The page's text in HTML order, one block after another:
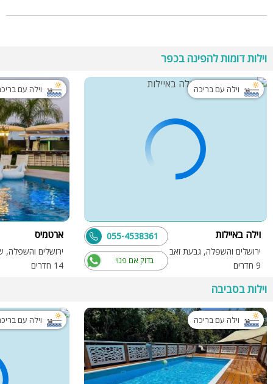
וילות דומות להפינה בכפר
וילה עם בריכה
וילה באיילות
ירושלים והשפלה, גבעת זאב
9 חדרים
בדוק אם פנוי
055-4538361
וילה עם
ארטמיס
14 חדרים
וילות בסביבה
וילה עם בריכה וילה עם